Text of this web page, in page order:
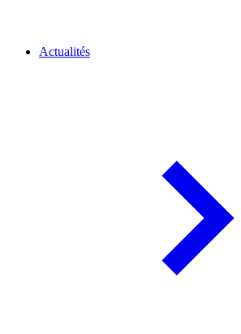
Actualités